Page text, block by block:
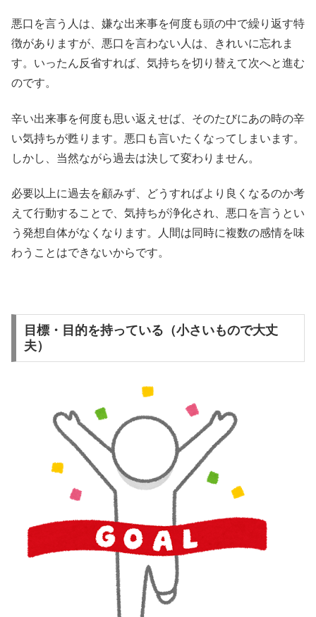
悪口を言う人は、嫌な出来事を何度も頭の中で繰り返す特
徴がありますが、悪口を言わない人は、きれいに忘れま
す。いったん反省すれば、気持ちを切り替えて次へと進む
のです。
辛い出来事を何度も思い返えせば、そのたびにあの時の辛
い気持ちが甦ります。悪口も言いたくなってしまいます。
しかし、当然ながら過去は決して変わりません。
必要以上に過去を顧みず、どうすればより良くなるのか考
えて行動することで、気持ちが浄化され、悪口を言うとい
う発想自体がなくなります。人間は同時に複数の感情を味
わうことはできないからです。
目標・目的を持っている（小さいもので大丈
夫）